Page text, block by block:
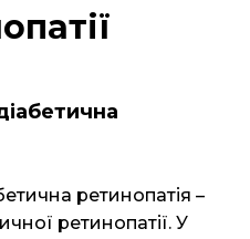
ретинопатія –
ретинопатії. У